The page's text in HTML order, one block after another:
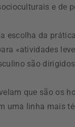
e de
escolha da
«atividades
são
que são os
uma linha mais